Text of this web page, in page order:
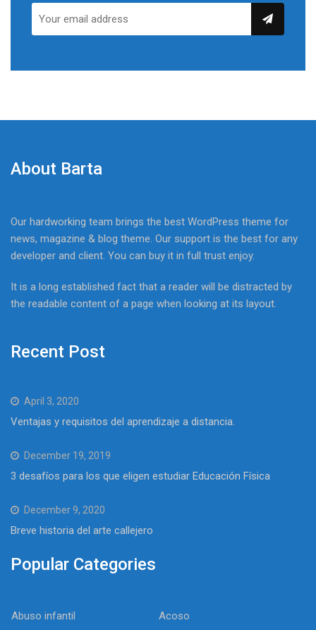
About Barta
Our hardworking team brings the best WordPress theme for
news, magazine & blog theme. Our support is the best for any
developer and client. You can buy it in full trust enjoy.
It is a long established fact that a reader will be distracted by
the readable content of a page when looking at its layout.
Recent Post
April 3, 2020
Ventajas y requisitos del aprendizaje a distancia.
December 19, 2019
3 desafíos para los que eligen estudiar Educación Física
December 9, 2020
Breve historia del arte callejero
Popular Categories
Abuso infantil
Acoso